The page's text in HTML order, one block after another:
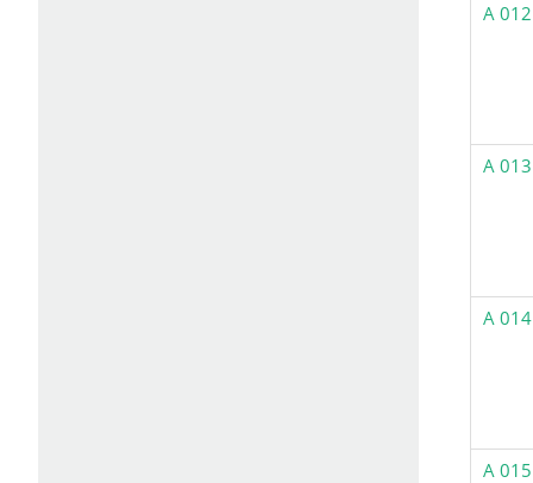
A 012
A 013
A 014
A 015